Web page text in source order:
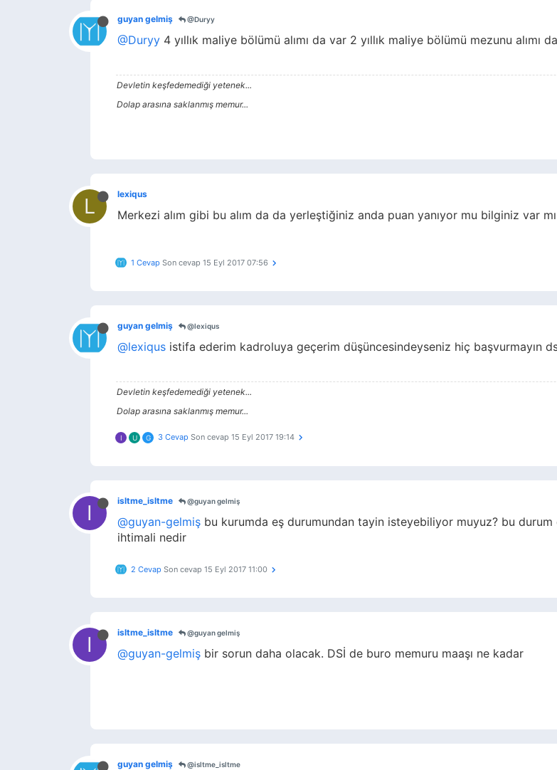
guyan gelmiş @Duryy
@Duryy 4 yıllık maliye bölümü alımı da var 2 yıllık maliye bölümü mezunu alımı
Devletin keşfedemediği yetenek...
Dolap arasına saklanmış memur...
L lexiqus
Merkezi alım gibi bu alım da da yerleştiğiniz anda puan yanıyor mu bilginiz var
1 Cevap Son cevap 15 Eyl 2017 07:56
guyan gelmiş @lexiqus
@lexiqus istifa ederim kadroluya geçerim düşüncesindeyseniz hiç başvurmayın
Devletin keşfedemediği yetenek...
Dolap arasına saklanmış memur...
I U G 3 Cevap Son cevap 15 Eyl 2017 19:14
I isltme_isltme @guyan gelmiş
@guyan-gelmiş bu kurumda eş durumundan tayin isteyebiliyor muyuz? bu
ihtimali nedir
2 Cevap Son cevap 15 Eyl 2017 11:00
I isltme_isltme @guyan gelmiş
@guyan-gelmiş bir sorun daha olacak. DSİ de buro memuru maaşı ne kadar
guyan gelmiş @isltme_isltme